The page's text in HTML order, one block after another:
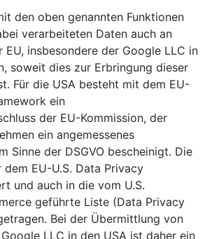
den oben genannten Funktionen
verarbeiteten Daten auch an
EU, insbesondere der Google LLC in
soweit dies zur Erbringung dieser
Für die USA besteht mit dem EU-
ein
der EU-Kommission, der
ein angemessenes
Sinne der DSGVO bescheinigt. Die
EU-U.S. Data Privacy
und auch in die vom U.S.
geführte Liste (Data Privacy
Bei der Übermittlung von
LLC in den USA ist daher ein